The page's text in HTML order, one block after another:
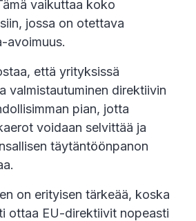
vaikuttaa koko
jossa on otettava
avoimuus.
että yrityksissä
valmistautuminen direktiivin
pian, jotta
voidaan selvittää ja
täytäntöönpanon
on erityisen tärkeää, koska
ottaa EU-direktiivit nopeasti